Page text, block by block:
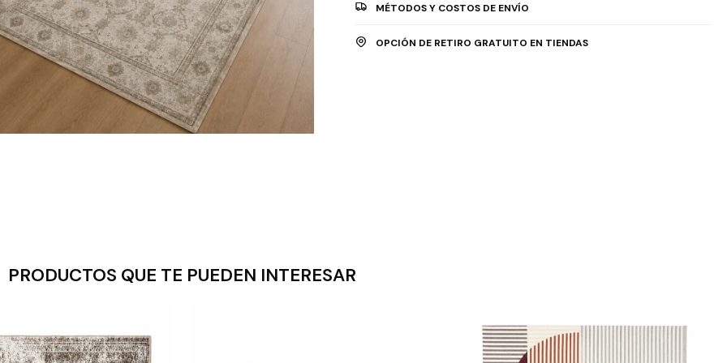
MÉTODOS Y COSTOS DE ENVÍO
OPCIÓN DE RETIRO GRATUITO EN TIENDAS
PRODUCTOS QUE TE PUEDEN INTERESAR